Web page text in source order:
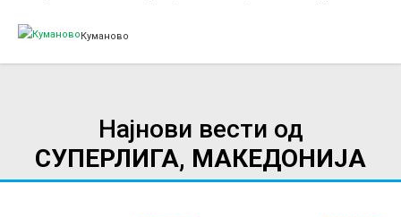
Куманово
Најнови вести од
СУПЕРЛИГА, МАКЕДОНИЈА